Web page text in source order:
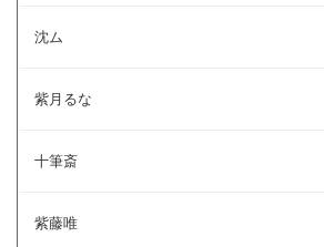
沈ム
紫月るな
十筆斎
紫藤唯